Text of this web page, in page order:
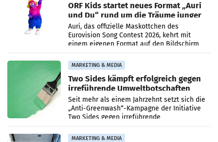
ORF Kids startet neues Format „Auri
und Du“ rund um die Träume junger
Menschen
Auri, das offizielle Maskottchen des
Eurovision Song Contest 2026, kehrt mit
einem eigenen Format auf den Bildschirm
zurück. In der neuen Sendung „Auri und Du“
bei ORF Kids steht
MARKETING & MEDIA
Two Sides kämpft erfolgreich gegen
irreführende Umweltbotschaften
beim Papiereinsatz
Seit mehr als einem Jahrzehnt setzt sich die
„Anti-Greenwash“-Kampagne der Initiative
Two Sides gegen irreführende
Umweltaussagen bei Papierkommunikation
und papierbasierten Verpackungen
MARKETING & MEDIA